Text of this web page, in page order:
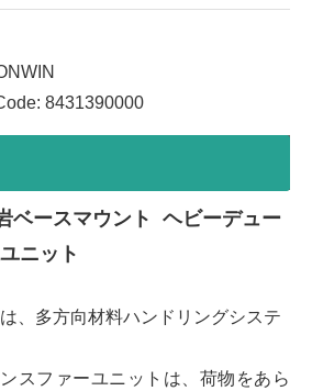
8431390000
ベースマウント ヘビーデュー
ニット
、多方向材料ハンドリングシステ
スファーユニットは、荷物をあら